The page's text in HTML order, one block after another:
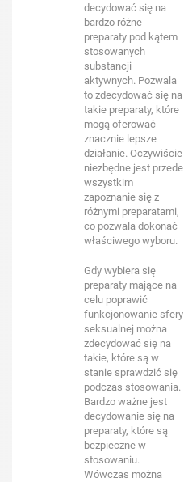
decydować się na
bardzo różne
preparaty pod kątem
stosowanych
substancji
aktywnych. Pozwala
to zdecydować się na
takie preparaty, które
mogą oferować
znacznie lepsze
działanie. Oczywiście
niezbędne jest przede
wszystkim
zapoznanie się z
różnymi preparatami,
co pozwala dokonać
właściwego wyboru.
Gdy wybiera się
preparaty mające na
celu poprawić
funkcjonowanie sfery
seksualnej można
zdecydować się na
takie, które są w
stanie sprawdzić się
podczas stosowania.
Bardzo ważne jest
decydowanie się na
preparaty, które są
bezpieczne w
stosowaniu.
Wówczas można